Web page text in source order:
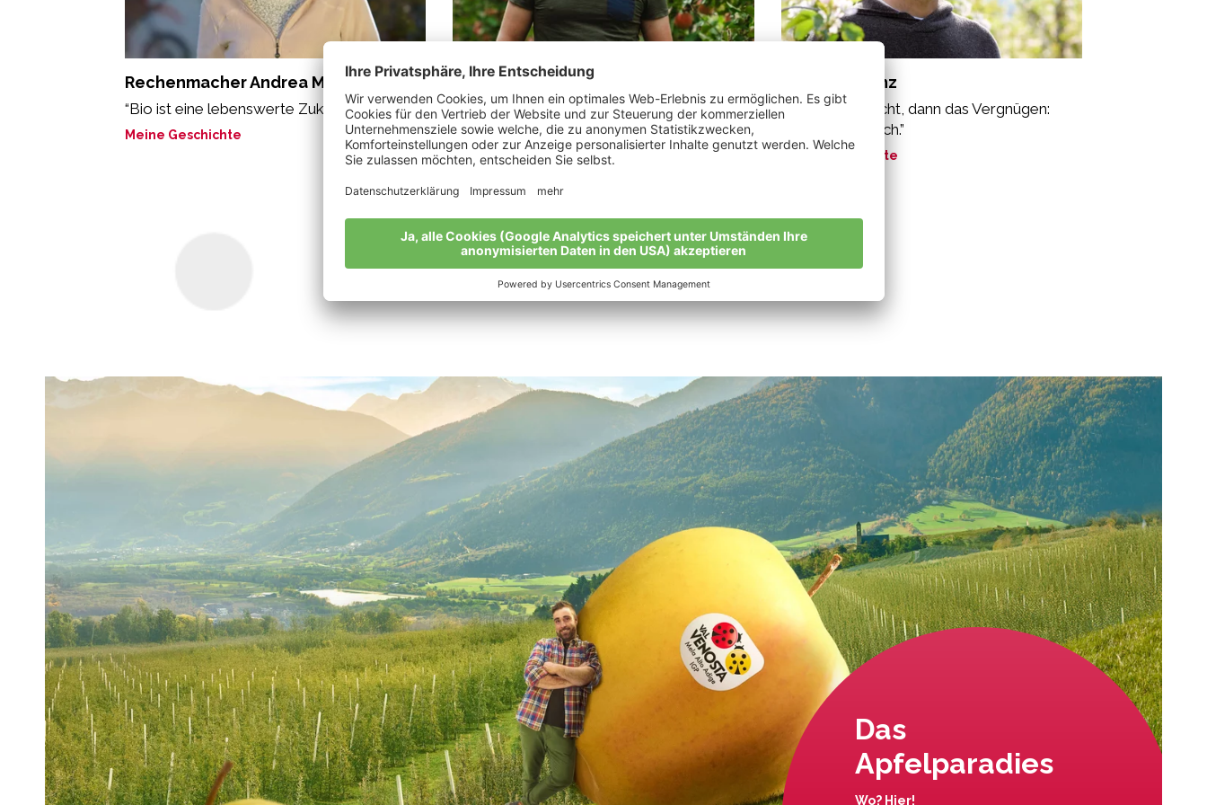
Rechenmacher Andrea Maria
“Bio ist eine lebenswerte Zukunft.”
Meine Geschichte
Tumler Tobias
„Flexibel sein und die Termine der Natur
einhalten.“
Meine Geschichte
Puintner Franz
“Zuerst die Pflicht, dann das Vergnügen:
streng biologisch.”
Meine Geschichte
Alle Bio-Bauern im Überblick
Das
Apfelparadies
Wo? Hier!